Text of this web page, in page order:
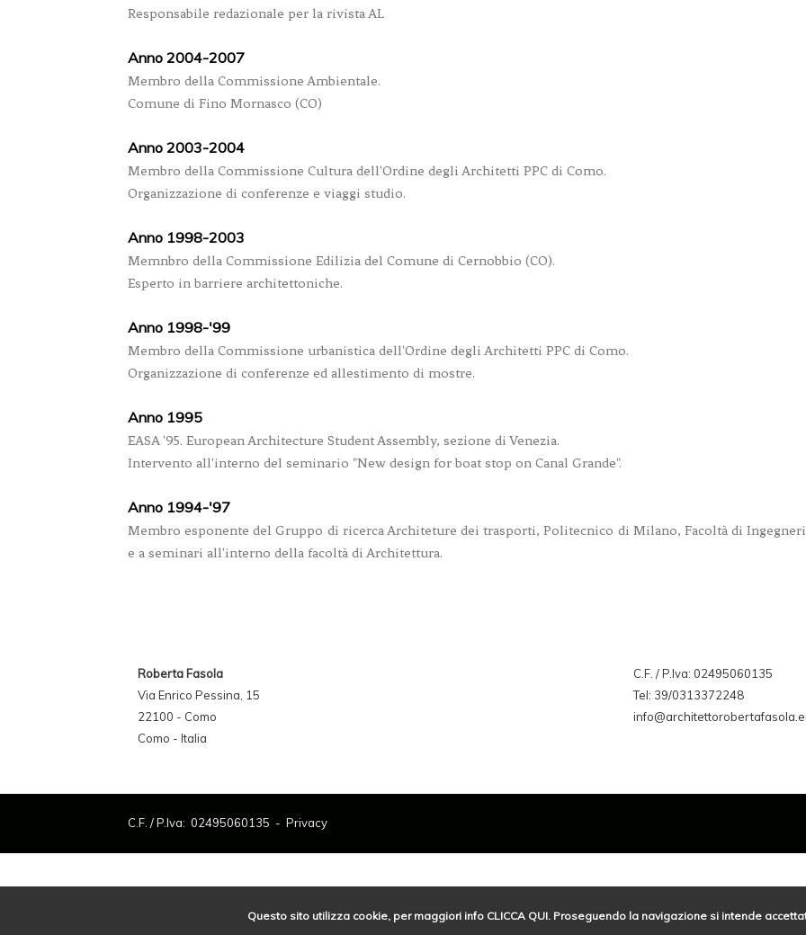
Questo sito utilizza cookie, per maggiori info CLICCA QUI. Proseguendo la navigazione si intende
Responsabile redazionale per la rivista AL
Anno 2004-2007
Membro della Commissione Ambientale.
Comune di Fino Mornasco (CO)
Anno 2003-2004
Membro della Commissione Cultura dell'Ordine degli Architetti PPC di Como.
Organizzazione di conferenze e viaggi studio.
Anno 1998-2003
Memnbro della Commissione Edilizia del Comune di Cernobbio (CO).
Esperto in barriere architettoniche.
Anno 1998-'99
Membro della Commissione urbanistica dell'Ordine degli Architetti PPC di Como.
Organizzazione di conferenze ed allestimento di mostre.
Anno 1995
EASA '95. European Architecture Student Assembly, sezione di Venezia.
Intervento all'interno del seminario "New design for boat stop on Canal Grande".
Anno 1994-'97
Membro esponente del Gruppo di ricerca Architeture dei trasporti, Politecnico di Milano, Facoltà di
e a seminari all'interno della facoltà di Architettura.
Roberta Fasola
Via Enrico Pessina, 15
22100 - Como
Como - Italia
C.F. / P.Iva: 02495060135
Tel: 39/0313372248
C.F. / P.Iva: 02495060135 - Privacy